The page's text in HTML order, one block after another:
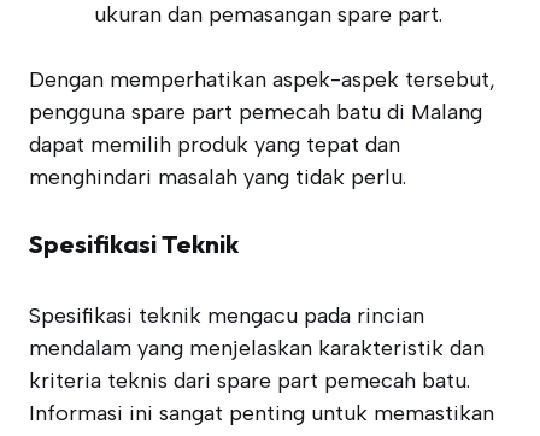
ukuran dan pemasangan spare part.
Dengan memperhatikan aspek-aspek tersebut,
pengguna spare part pemecah batu di Malang
dapat memilih produk yang tepat dan
menghindari masalah yang tidak perlu.
Spesifikasi Teknik
Spesifikasi teknik mengacu pada rincian
mendalam yang menjelaskan karakteristik dan
kriteria teknis dari spare part pemecah batu.
Informasi ini sangat penting untuk memastikan